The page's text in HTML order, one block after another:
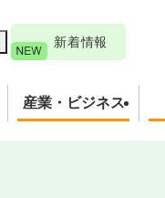
新着情報
産業・ビジネス